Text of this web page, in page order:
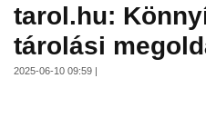
tarol.hu:
tárolási
2025-06-10 09:59 |